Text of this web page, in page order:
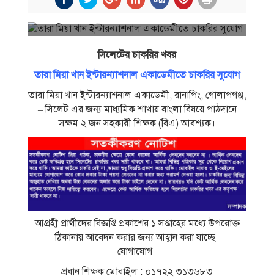
সিলেটের চাকরির খবর
তারা মিয়া খান ইন্টারন্যাশনাল একাডেমীতে চাকরির সুযোগ
তারা মিয়া খান ইন্টারন্যাশনাল একাডেমী, রানাপিং, গােলাপগঞ্জ,
– সিলেট এর জন্য মাধ্যমিক শাখায় বাংলা বিষয়ে পাঠদানে
সক্ষম ২ জন সহকারী শিক্ষক (বিএ) আবশ্যক।
আগ্রহী প্রার্থীদের বিজ্ঞপ্তি প্রকাশের ১ সপ্তাহের মধ্যে উপরােক্ত
ঠিকানায় আবেদন করার জন্য আহ্বান করা যাচ্ছে।
যােগাযােগ।
প্রধান শিক্ষক মােবাইল : ০১৭২২ ৩১৩৬৮৩